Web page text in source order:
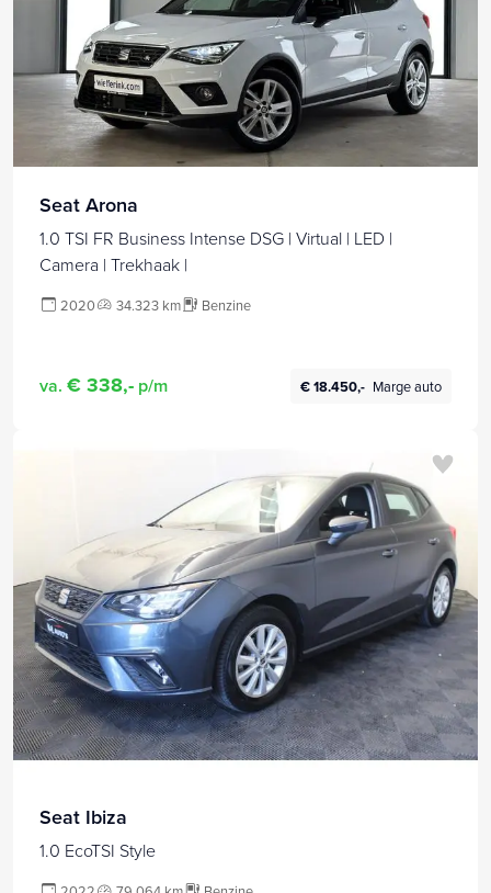
Seat Arona
1.0 TSI FR Business Intense DSG | Virtual | LED |
Camera | Trekhaak |
2020 34.323 km Benzine
va. € 338,- p/m € 18.450,- Marge auto
Seat Ibiza
1.0 EcoTSI Style